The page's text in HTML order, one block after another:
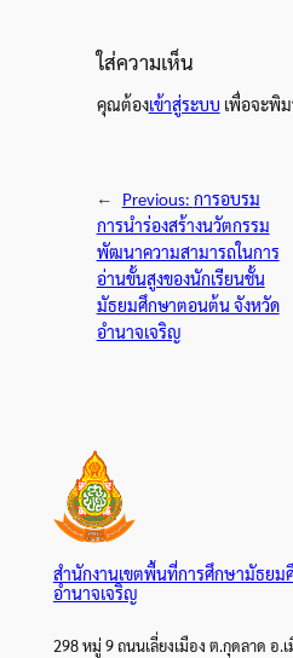
ใส่ความเห็น
คุณต้องเข้าสู่ระบบ เพื่อจะพิ
← Previous: การอบรม
การนำร่องสร้างนวัตกรรม
พัฒนาความสามารถในการ
อ่านขั้นสูงของนักเรียนชั้น
มัธยมศึกษาตอนต้น จังหวัด
อำนาจเจริญ
สำนักงานเขตพื้นที่การศึกษามัธยม
อำนาจเจริญ
298 หมู่ 9 ถนนเลี่ยงเมือง ต.กุดลาด อ.